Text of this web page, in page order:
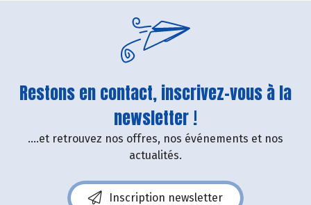
Restons en contact, inscrivez-vous à la
newsletter !
....et retrouvez nos offres, nos événements et nos
actualités.
Inscription newsletter